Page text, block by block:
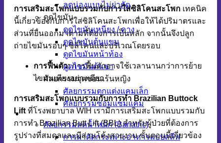
ลดน่องแบบไม่ผ่าตัด
ดูดไขมัน
ดูดไขมันเหนียง / คาง
ดูดไขมันต้นแขน
ดูดไขมันหน้าท้อง
ดูดไขมันต้นขา
ศัลยกรรมจุดซ่อนเร้นหญิง
ศัลยกรรมตกแต่งแคมเล็ก
ศัลยกรรมซ่อมแซมแคม
ศัลยกรรมเฉพาะทาง
ศัลยกรรมลดน้ำหนัก (Bariatric)
การผ่าตัดกระเพาะอาหารแบบสลีฟ
การเสริมสะโพกแบบรวมกับการใส่ซิลิโคนสะโพก เทคนิค
นี้เกี่ยวข้องกับการใส่ซิลิโคนสะโพกเพื่อให้ได้ปริมาตรและ
ส่วนที่ยื่นออกมาตามที่ต้องการเป็นหลัก จากนั้นจึงปลูก
ถ่ายไขมันรอบๆ ซิลิโคนและบริเวณโดยรอบ
การฟื้นตัว:การฟื้นตัวอาจใช้เวลานานกว่าการย้าย
ไขมันเพียงอย่างเดียว
การเสริมสะโพกแบบรวมกับการทำ Brazilian Buttock
Liftที่โรงพยาบาล WIH เรามีการเสริมสะโพกแบบรวมกับ
การทำ Brazilian Butt Lift (BBL) สำหรับผู้ป่วยที่ต้องการ
รูปร่างที่สมดุลและมีส่วนโค้งสวยงาม ขั้นตอนนี้เกี่ยวข้อง